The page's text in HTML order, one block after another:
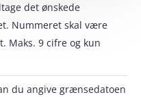
det ønskede
Nummeret skal være
Maks. 9 cifre og kun
du angive grænsedatoen